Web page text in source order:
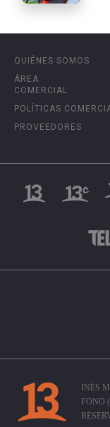
QUIÉNES SOMOS
ÁREA
COMERCIAL
POLÍTICAS
PROVEEDORES
INÉS
FONO